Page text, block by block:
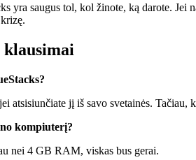
yra saugus tol, kol žinote, ką darote. Jei
klausimai
atsisiunčiate jį iš savo svetainės.
kompiuterį?
nei 4 GB RAM, viskas bus gerai.